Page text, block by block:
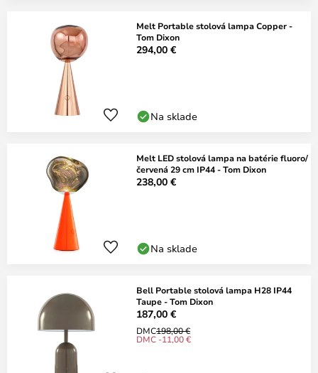
Melt Portable stolová lampa Copper -
Tom Dixon
294,00 €
Na sklade
Melt LED stolová lampa na batérie fluoro/
červená 29 cm IP44 - Tom Dixon
238,00 €
Na sklade
Bell Portable stolová lampa H28 IP44
Taupe - Tom Dixon
187,00 €
DMC198,00 €
DMC -11,00 €